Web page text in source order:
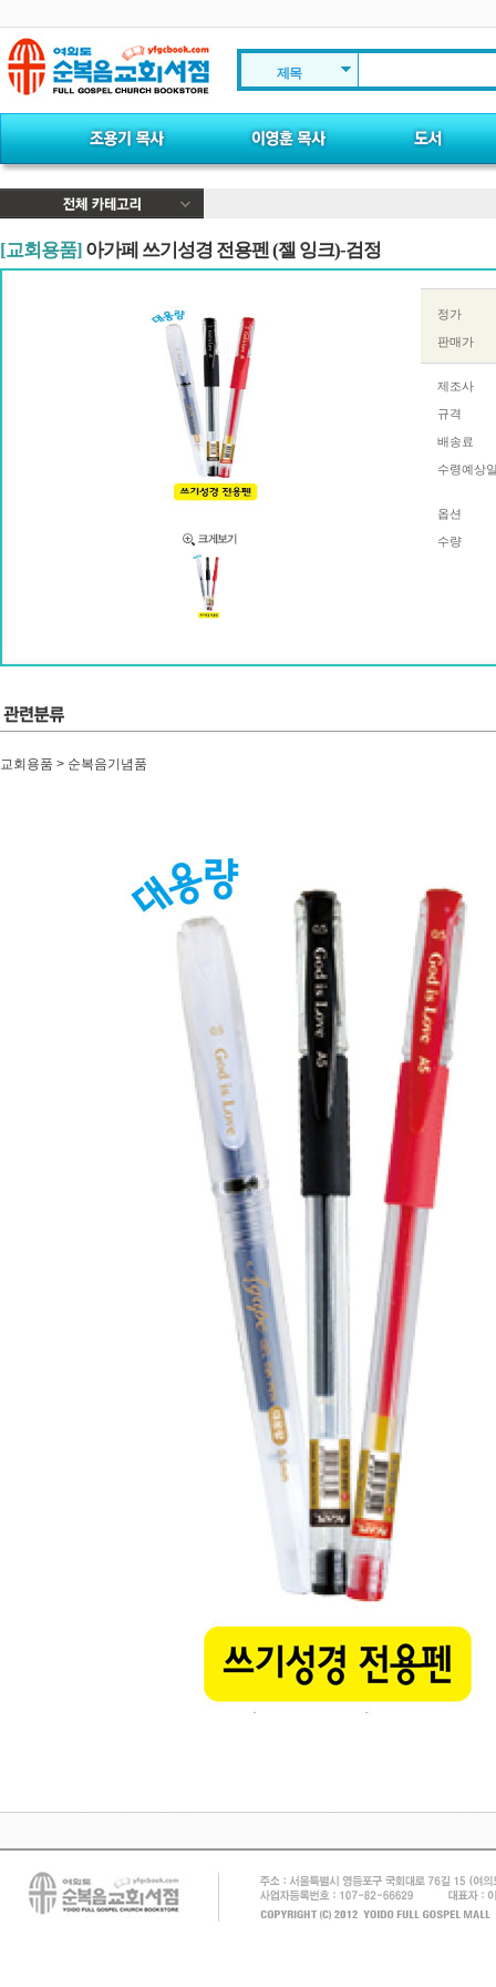
제목
[교회용품] 아가페 쓰기성경 전용펜 (젤 잉크)-검정
정가
판매가
제조사
규격
배송료
수령예상
옵션
수량
교회용품 > 순복음기념품